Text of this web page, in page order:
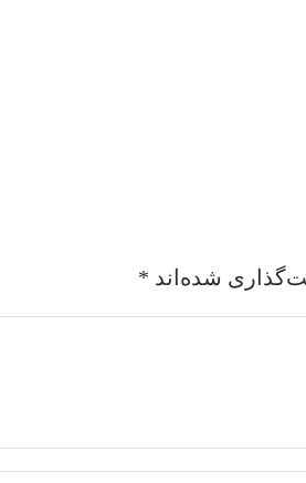
شده‌اند *